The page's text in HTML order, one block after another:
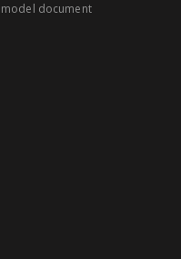
document